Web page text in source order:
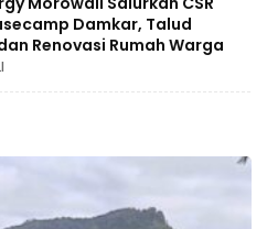
Damkar, Talud
Renovasi Rumah Warga